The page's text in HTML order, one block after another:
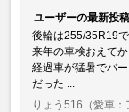
ユーザーの最新投稿
後輪は255/35R19
来年の車検おえて
経過車が猛暑でバ
だった ...
りょう516 （愛車